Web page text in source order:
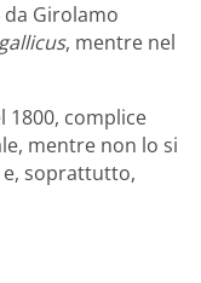
Girolamo
, mentre nel
1800, complice
mentre non lo si
e, soprattutto,